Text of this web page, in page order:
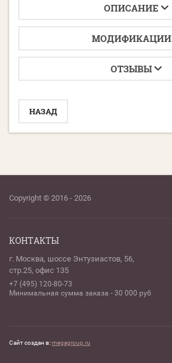
ОПИСАНИЕ
МОДИФИКАЦИИ
ОТЗЫВЫ
НАЗАД
Copyright © 2016 - 2026
КОНТАКТЫ
г. Москва, шоссе Энтузиастов, 56,
стр.25, офис 135
+7 (495) 120-80-73
Минимальная сумма заказа - 30 000 руб
Сайт создан в:megagroup.ru